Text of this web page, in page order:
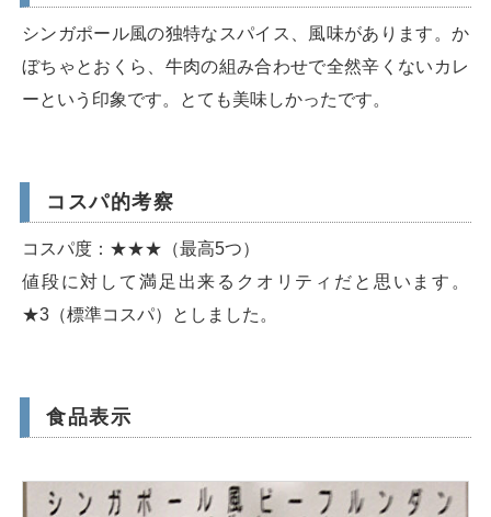
シンガポール風の独特なスパイス、風味があります。か
ぼちゃとおくら、牛肉の組み合わせで全然辛くないカレ
ーという印象です。とても美味しかったです。
コスパ的考察
コスパ度：★★★（最高5つ）
値段に対して満足出来るクオリティだと思います。
★3（標準コスパ）としました。
食品表示